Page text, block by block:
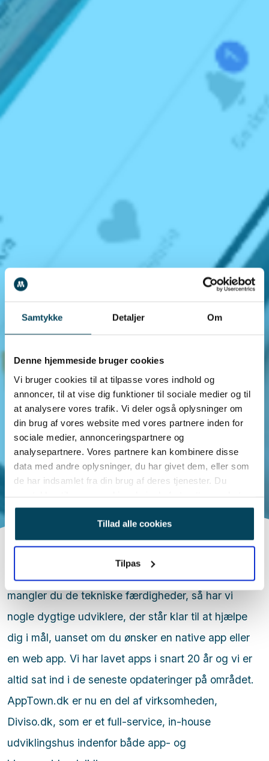
Samtykke Detaljer Om
Denne hjemmeside bruger cookies
Vi bruger cookies til at tilpasse vores indhold og
annoncer, til at vise dig funktioner til sociale medier og til
at analysere vores trafik. Vi deler også oplysninger om
din brug af vores website med vores partnere inden for
sociale medier, annonceringspartnere og
analysepartnere. Vores partnere kan kombinere disse
data med andre oplysninger, du har givet dem, eller som
de har indsamlet fra din brug af deres tjenester. Du
anvende vores hjemmeside.
Tillad alle cookies
Tilpas
mangler du de tekniske færdigheder, så har vi
nogle dygtige udviklere, der står klar til at hjælpe
dig i mål, uanset om du ønsker en native app eller
en web app. Vi har lavet apps i snart 20 år og vi er
altid sat ind i de seneste opdateringer på området.
AppTown.dk er nu en del af virksomheden,
Diviso.dk, som er et full-service, in-house
udviklingshus indenfor både app- og